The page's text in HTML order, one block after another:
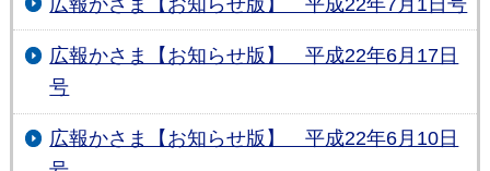
広報かさま【お知らせ版】 平成22年6月17日
号
広報かさま【お知らせ版】 平成22年6月10日